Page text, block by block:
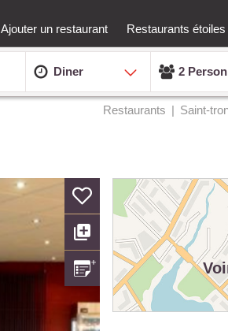
Ajouter un restaurant Restaurants étoiles
Diner 2
Restaurants Saint-